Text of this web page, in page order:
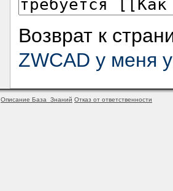
Возврат к
ZWCAD у меня
Описание База_Знаний Отказ от ответственности